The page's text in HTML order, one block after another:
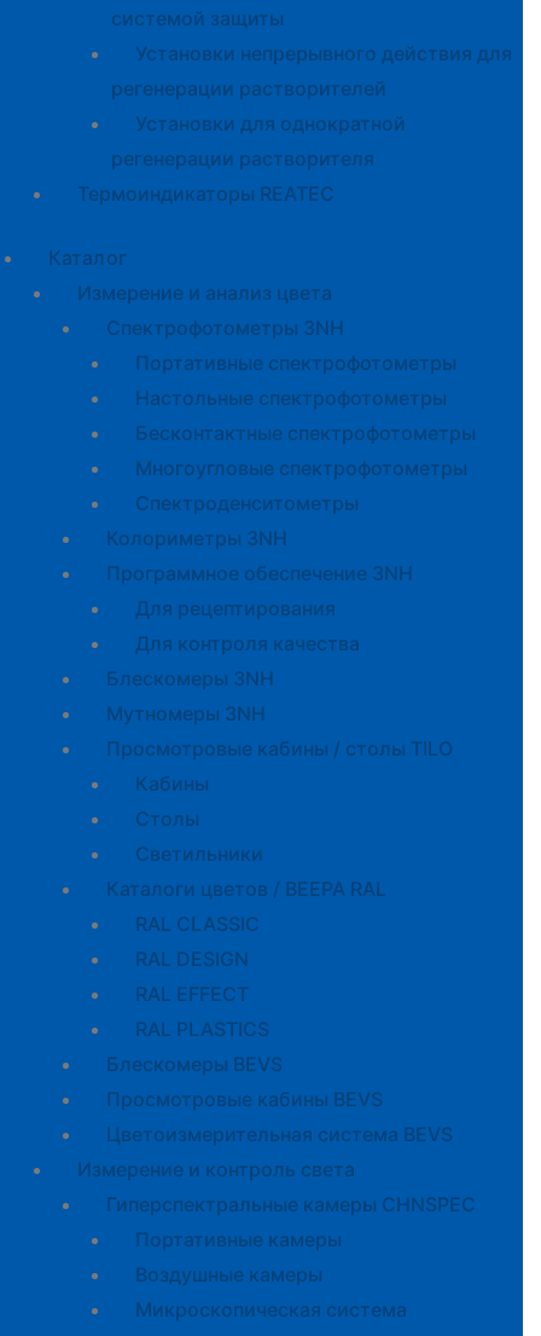
системой защиты
Установки непрерывного действия для
регенерации растворителей
Установки для однократной
регенерации растворителя
Термоиндикаторы REATEC
Каталог
Измерение и анализ цвета
Спектрофотометры 3NH
Портативные спектрофотометры
Настольные спектрофотометры
Бесконтактные спектрофотометры
Многоугловые спектрофотометры
Спектроденситометры
Колориметры 3NH
Программное обеспечение 3NH
Для рецептирования
Для контроля качества
Блескомеры 3NH
Мутномеры 3NH
Просмотровые кабины / столы TILO
Кабины
Cтолы
Светильники
Каталоги цветов / BEEPA RAL
RAL CLASSIC
RAL DESIGN
RAL EFFECT
RAL PLASTICS
Блескомеры BEVS
Просмотровые кабины BEVS
Цветоизмерительная система BEVS
Измерение и контроль света
Гиперспектральные камеры CHNSPEC
Портативные камеры
Воздушные камеры
Микроскопическая система